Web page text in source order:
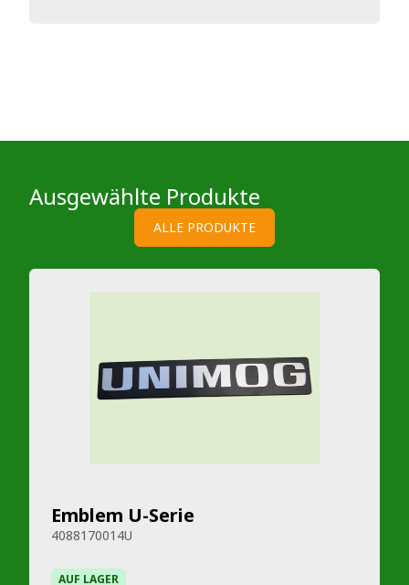
Ausgewählte Produkte
ALLE PRODUKTE
Emblem U-Serie
4088170014U
AUF LAGER